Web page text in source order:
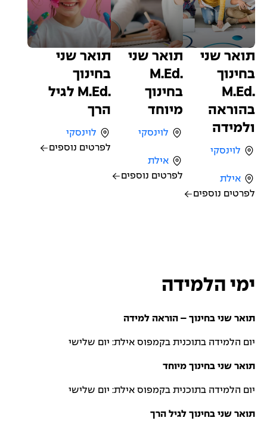
תואר שני
בחינוך
.M.Ed
בהוראה
ולמידה
לוינסקי
אילת
לפרטים נוספים
תואר שני
.M.Ed
בחינוך
מיוחד
לוינסקי
אילת
לפרטים נוספים
תואר שני
בחינוך
.M.Ed לגיל
הרך
לוינסקי
לפרטים נוספים
ימי הלמידה
תואר שני בחינוך – הוראה למידה
יום הלמידה בתוכנית בקמפוס אילת: יום שלישי
תואר שני בחינוך מיוחד
יום הלמידה בתוכנית בקמפוס אילת: יום שלישי
תואר שני בחינוך לגיל הרך